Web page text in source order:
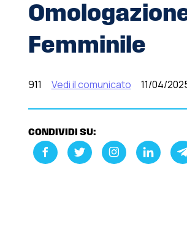
Femminile
911 Vedi il comunicato 11/04/
CONDIVIDI SU: